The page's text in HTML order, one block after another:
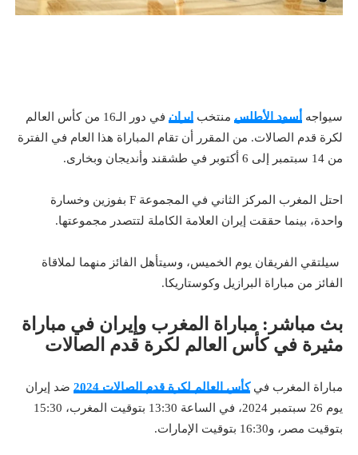
سيواجه أسود الأطلس منتخب إيران
في دور الـ16 من كأس العالم
لكرة قدم الصالات. من المقرر أن تقام المباراة هذا العام في الفترة
من 14 سبتمبر إلى 6 أكتوبر في طشقند وأنديجان وبخارى.
احتل المغرب المركز الثاني في المجموعة F بفوزين وخسارة
واحدة، بينما حققت إيران العلامة الكاملة لتتصدر مجموعتها.
سيلتقي الفريقان يوم الخميس، وسيتأهل الفائز منهما لملاقاة
الفائز من مباراة البرازيل وكوستاريكا.
بث مباشر: مباراة المغرب وإيران في مباراة
مثيرة في كأس العالم لكرة قدم الصالات
مباراة المغرب فيكأس العالم لكرة قدم الصالات 2024
ضد إيران
يوم 26 سبتمبر 2024، في الساعة 13:30 بتوقيت المغرب، 15:30
بتوقيت مصر، و16:30 بتوقيت الإمارات.